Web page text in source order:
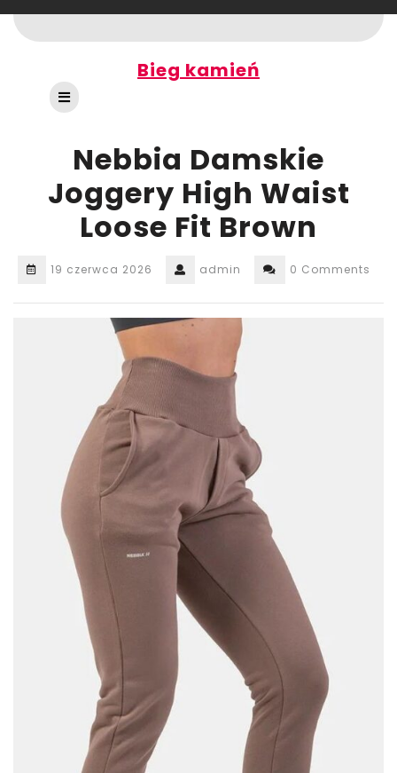
to
content
Bieg kamień
Open
Button
Nebbia Damskie
Joggery High Waist
Loose Fit Brown
19 czerwca 2026 admin 0 Comments